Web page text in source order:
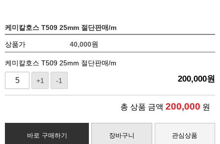
케미칼호스 T509 25mm 절단판매/m
상품가 40,000원
케미칼호스 T509 25mm 절단판매/m
+1 -1 200,000원
총 상품 금액 200,000 원
바로 구매하기 장바구니 관심상품